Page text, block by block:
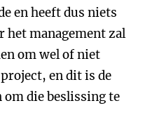
en heeft dus niets
het management zal
om wel of niet
en dit is de
om die beslissing te